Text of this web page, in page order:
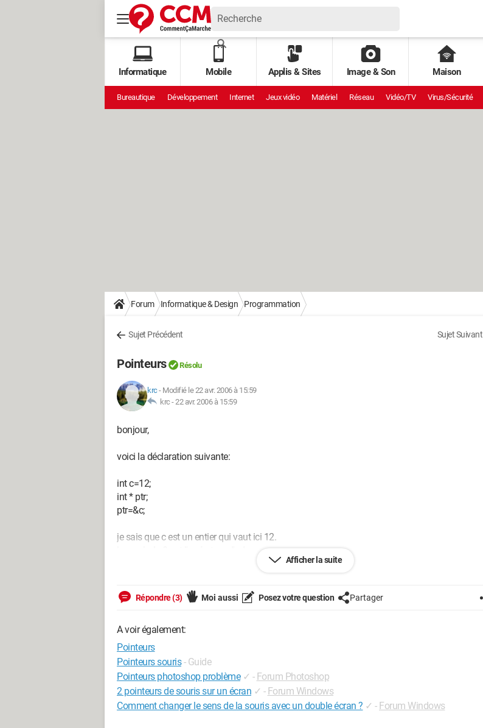
Informatique Mobile Applis & Sites Image & Son Maison
Bureautique Développement Internet Jeux vidéo Matériel Réseau Vidéo/TV Virus/Sécurité
Forum Informatique & Design Programmation
Sujet Précédent Sujet Suivant
Pointeurs Résolu
krc- Modifié le 22 avr. 2006 à 15:59
krc -22 avr. 2006 à 15:59
bonjour,
voici la déclaration suivante:
int c=12;
int * ptr;
ptr=&c;
je sais que c est un entier qui vaut ici 12.
s'il vous plait comment pourrais-je écrire les 3 lignes de déclarartion des variables d'unbe
manière plus compacte?
et modifier le contenu de c à 5 en passant par le pointeur ptr.
merci
Configuration: window millénnium
Afficher la suite
Répondre (3) Moi aussi Posez votre question Partager
A voir également:
Pointeurs
Pointeurs souris - Guide
Pointeurs photoshop problème ✓ - Forum Photoshop
2 pointeurs de souris sur un écran ✓ - Forum Windows
Comment changer le sens de la souris avec un double écran ? ✓ - Forum Windows